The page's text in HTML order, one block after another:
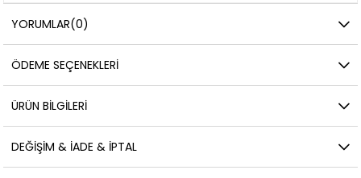
YORUMLAR(0)
ÖDEME SEÇENEKLERI
ÜRÜN BILGILERI
DEĞIŞIM & İADE & İPTAL